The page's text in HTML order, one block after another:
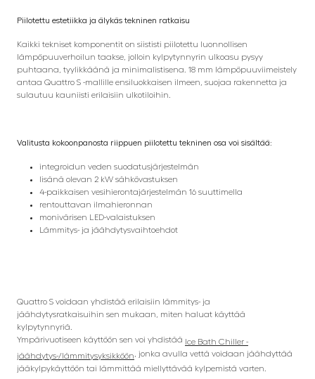
Piilotettu estetiikka ja älykäs tekninen ratkaisu
Kaikki tekniset komponentit on siististi piilotettu luonnollisen
lämpöpuuverhoilun taakse, jolloin kylpytynnyrin ulkoasu pysyy
puhtaana, tyylikkäänä ja minimalistisena. 18 mm lämpöpuuviimeistely
antaa Quattro S -mallille ensiluokkaisen ilmeen, suojaa rakennetta ja
sulautuu kauniisti erilaisiin ulkotiloihin.
Valitusta kokoonpanosta riippuen piilotettu tekninen osa voi sisältää:
integroidun veden suodatusjärjestelmän
lisänä olevan 2 kW sähkövastuksen
4-paikkaisen vesihierontajärjestelmän 16 suuttimella
rentouttavan ilmahieronnan
monivärisen LED-valaistuksen
Lämmitys- ja jäähdytysvaihtoehdot
Quattro S voidaan yhdistää erilaisiin lämmitys- ja
jäähdytysratkaisuihin sen mukaan, miten haluat käyttää
kylpytynnyriä.
Ympärivuotiseen käyttöön sen voi yhdistää Ice Bath Chiller -
jäähdytys-/lämmitysyksikköön, jonka avulla vettä voidaan jäähdyttää
jääkylpykäyttöön tai lämmittää miellyttävää kylpemistä varten.